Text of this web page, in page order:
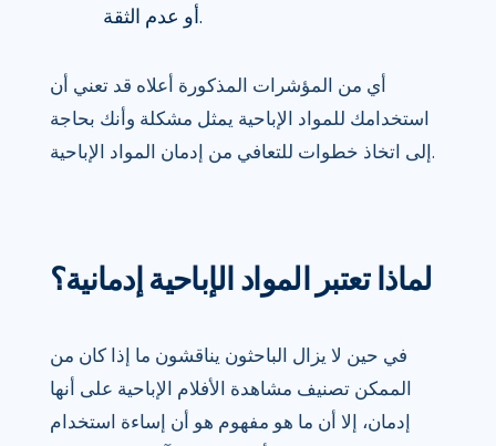
أو عدم الثقة.
أي من المؤشرات المذكورة أعلاه قد تعني أن
استخدامك للمواد الإباحية يمثل مشكلة وأنك بحاجة
إلى اتخاذ خطوات للتعافي من إدمان المواد الإباحية.
لماذا تعتبر المواد الإباحية إدمانية؟
في حين لا يزال الباحثون يناقشون ما إذا كان من
الممكن تصنيف مشاهدة الأفلام الإباحية على أنها
إدمان، إلا أن ما هو مفهوم هو أن إساءة استخدام